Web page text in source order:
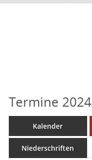
Termine 2024
Kalender
Niederschriften